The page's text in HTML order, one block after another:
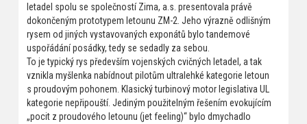
letadel spolu se společností Zima, a.s. presentovala právě
dokončeným prototypem letounu ZM-2. Jeho výrazně odlišným
rysem od jiných vystavovaných exponátů bylo tandemové
uspořádání posádky, tedy se sedadly za sebou.
To je typický rys především vojenských cvičných letadel, a tak
vznikla myšlenka nabídnout pilotům ultralehké kategorie letoun
s proudovým pohonem. Klasický turbinový motor legislativa UL
kategorie nepřipouští. Jediným použitelným řešením evokujícím
„pocit z proudového letounu (jet feeling)“ bylo dmychadlo